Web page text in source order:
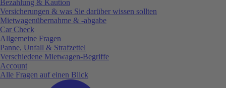
Bezahlung & Kaution
Versicherungen & was Sie darüber wissen sollten
Mietwagenübernahme & -abgabe
Car Check
Allgemeine Fragen
Panne, Unfall & Strafzettel
Verschiedene Mietwagen-Begriffe
Account
Alle Fragen auf einen Blick